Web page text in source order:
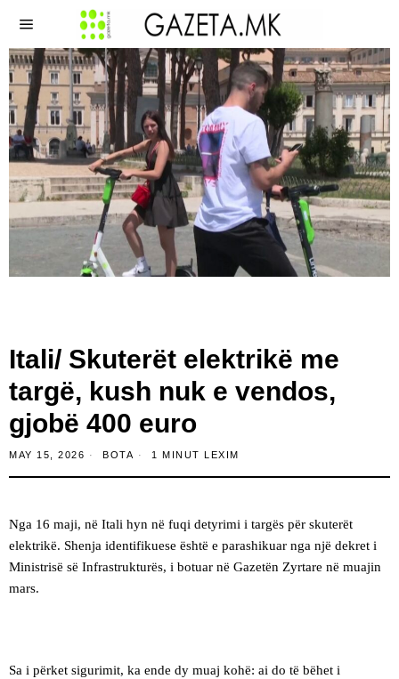
Itali/ Skuterët elektrikë me
targë, kush nuk e vendos,
gjobë 400 euro
MAY 15, 2026 BOTA 1 MINUT LEXIM
Nga 16 maji, në Itali hyn në fuqi detyrimi i targës për skuterët
elektrikë. Shenja identifikuese është e parashikuar nga një dekret i
Ministrisë së Infrastrukturës, i botuar në Gazetën Zyrtare në muajin
mars.
Sa i përket sigurimit, ka ende dy muaj kohë: ai do të bëhet i